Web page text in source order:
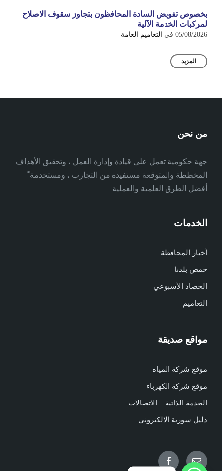
بخصوص تفويض السادة المحافظون بتجاوز سقوف الاصلاح
لمركبات الخدمة الآلية
05/08/2026 في التعاميم العامة
المزيد
من نحن
جهة حكومية تعمل على قيادة وإدارة العمل ، وتحقيق الأهداف
المخططة والمتوقعة مستفيدة من التجارب ، ومستخدمة ً
أفضل الطرق العلمية والعملية
الخدمات
أخبار المحافظة
حمص بلدنا
الحصاد الأسبوعي
التعاميم
مواقع صديقة
موقع شركة المياه
موقع شركة الكهرباء
الخدمة الذاتية – الاتصالات
دليل سورية الالكتروني
Email
Facebook